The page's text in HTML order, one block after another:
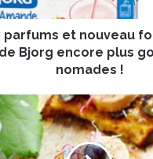
parfums et nouveau
Bjorg encore plus
nomades !